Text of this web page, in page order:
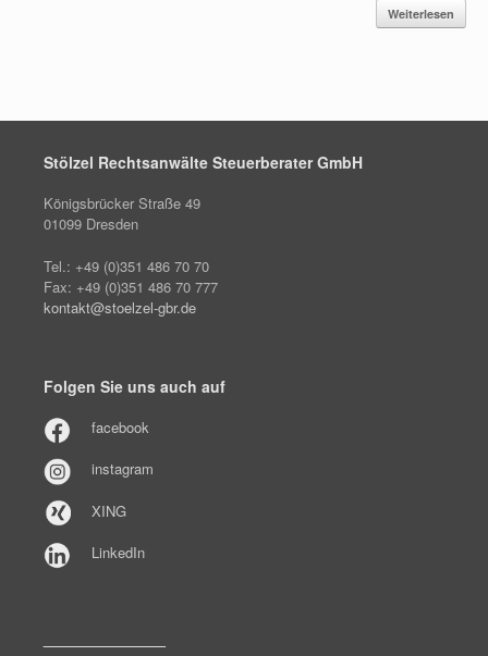
Weiterlesen
Stölzel Rechtsanwälte Steuerberater GmbH
Königsbrücker Straße 49
01099 Dresden
Tel.: +49 (0)351 486 70 70
Fax: +49 (0)351 486 70 777
kontakt@stoelzel-gbr.de
Folgen Sie uns auch auf
facebook
instagram
XING
LinkedIn